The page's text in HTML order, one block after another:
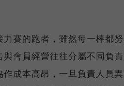
賽的跑者，雖然每一棒都
會員經營往往分屬不同負
成本高昂，一旦負責人員